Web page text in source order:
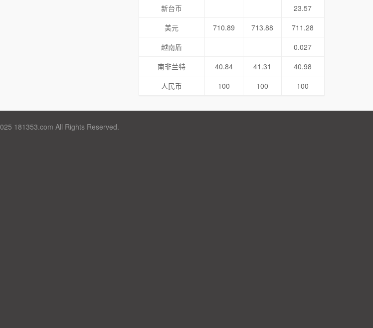
新台币
23.57
美元
710.89 713.88
711.28
越南盾
0.027
南非兰特
40.84 41.31
40.98
人民币
100 100 100
181353.com All Rights Reserved.